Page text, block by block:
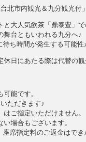
北市内観光＆九分観光付
大人気飲茶「鼎泰豊」で
舞台ともいわれる九分へ♪
ち時間が発生する可能性
日にあたる際は代替の観
能です。
ただきます♪
ご指定いただけません。
場合もございます。
席指定料のご返金はでき